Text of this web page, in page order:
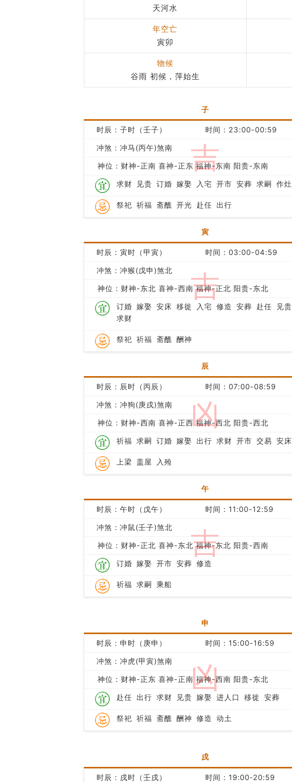
天河水
年空亡
寅卯
物候
谷雨 初候，萍始生
子
吉
时辰：子时（壬子）
时间：23:00-00:59
冲煞：冲马(丙午)煞南
神位：财神-正南 喜神-正东 福神-东南 阳贵-东南
求财
见贵 订婚 嫁娶 入宅 开市 安葬 求嗣 作灶
祭祀 祈福 斋醮 开光 赴任 出行
寅
吉
时辰：寅时（甲寅）
时间：03:00-04:59
冲煞：冲猴(戊申)煞北
神位：财神-东北 喜神-西南 福神-正北 阳贵-东北
订婚 嫁娶 安床 移徙 入宅 修造 安葬 赴任 见贵
求财
祭祀 祈福 斋醮 酬神
辰
凶
时辰：辰时（丙辰）
时间：07:00-08:59
冲煞：冲狗(庚戌)煞南
神位：财神-西南 喜神-正西 福神-西北 阳贵-西北
祈福 求嗣 订婚 嫁娶 出行 求财 开市 交易 安床
上梁 盖屋 入殓
午
吉
时辰：午时（戊午）
时间：11:00-12:59
冲煞：冲鼠(壬子)煞北
神位：财神-正北 喜神-东北 福神-东北 阳贵-西南
订婚 嫁娶 开市 安葬 修造
祈福 求嗣 乘船
申
凶
时辰：申时（庚申）
时间：15:00-16:59
冲煞：冲虎(甲寅)煞南
神位：财神-正东 喜神-正南 福神-西南 阳贵-东北
赴任 出行 求财 见贵 嫁娶 进人口 移徙 安葬
祭祀 祈福 斋醮 酬神 修造 动土
戌
时辰：戌时（壬戌） 时间：19:00-20:59